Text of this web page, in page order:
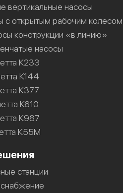
вертикальные насосы
с открытым рабочим колесом
конструкции «в линию»
насосы
К233
К144
К377
К610
К987
К55М
станции